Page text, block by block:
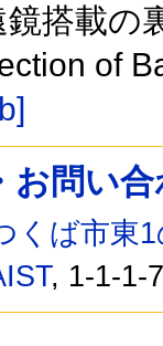
搭載の
of
お問い
くば市東
, 1-1-1-